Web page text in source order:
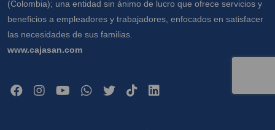
la Caja tienen alianzas y/o convenios para
la construcción de viviendas. Así mismo,
conozco que como titular me asisten los
derechos a conocer, actualizar, rectificar y
(Colombia); una entidad sin ánimo de lucro que ofrece servicios y
beneficios a empleadores y trabajadores, enfocados en satisfacer
las necesidades de sus familias.
www.cajasan.com